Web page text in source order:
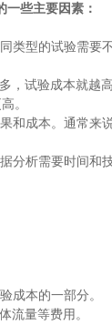
一些主要因素：
类型的试验需要
，试验成本就越
。
和成本。通常来
分析需要时间和
成本的一部分。
流量等费用。